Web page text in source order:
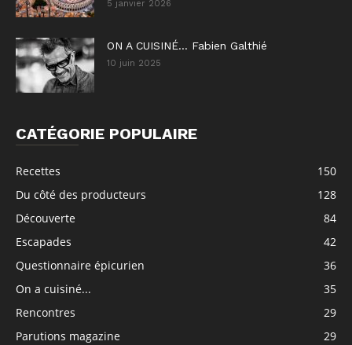
5 janvier 2026
ON A CUISINÉ… Fabien Galthié
10 juin 2025
CATÉGORIE POPULAIRE
Recettes
150
Du côté des producteurs
128
Découverte
84
Escapades
42
Questionnaire épicurien
36
On a cuisiné...
35
Rencontres
29
Parutions magazine
29